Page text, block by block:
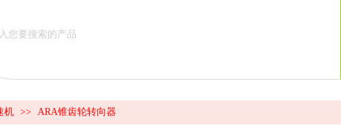
机 >> ARA锥齿轮转向器